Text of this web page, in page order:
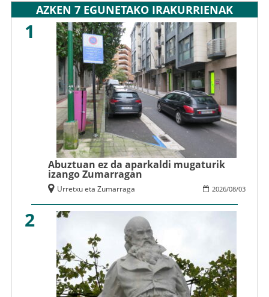
AZKEN 7 EGUNETAKO IRAKURRIENAK
1
Abuztuan ez da aparkaldi mugaturik
izango Zumarragan
2026/08/03
Urretxu eta Zumarraga
2